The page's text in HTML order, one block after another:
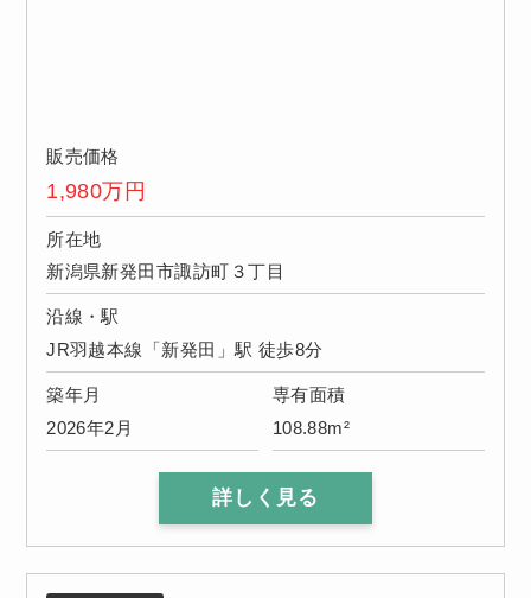
販売価格
1,980万円
所在地
新潟県新発田市諏訪町３丁目
沿線・駅
JR羽越本線「新発田」駅 徒歩8分
築年月
2026年2月
専有面積
108.88m²
詳しく見る